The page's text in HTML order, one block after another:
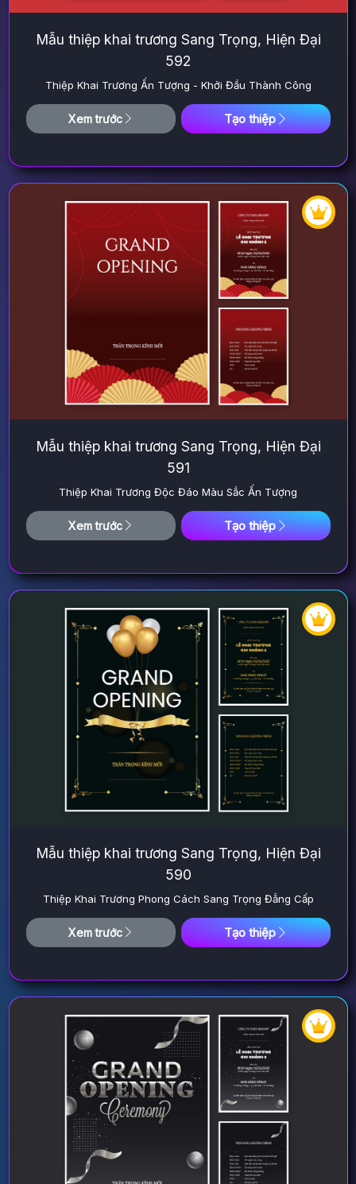
Mẫu thiệp khai trương Sang Trọng, Hiện Đại
592
Thiệp Khai Trương Ấn Tượng - Khởi Đầu Thành Công
Xem trước Tạo thiệp
Mẫu thiệp khai trương Sang Trọng, Hiện Đại
591
Thiệp Khai Trương Độc Đáo Màu Sắc Ấn Tượng
Xem trước Tạo thiệp
Mẫu thiệp khai trương Sang Trọng, Hiện Đại
590
Thiệp Khai Trương Phong Cách Sang Trọng Đẳng Cấp
Xem trước Tạo thiệp